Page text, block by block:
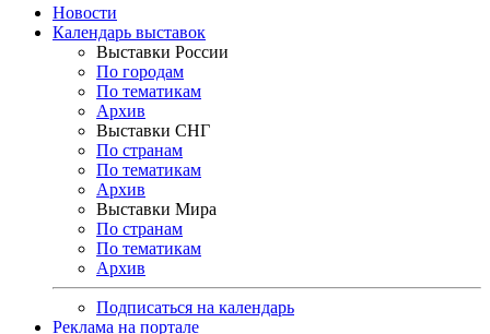
Новости
Календарь выставок
Выставки России
По городам
По тематикам
Архив
Выставки СНГ
По странам
По тематикам
Архив
Выставки Мира
По странам
По тематикам
Архив
Подписаться на календарь
Реклама на портале